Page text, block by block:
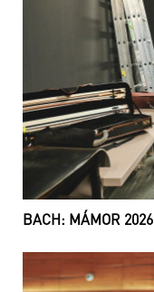
BACH: MÁMOR 2026